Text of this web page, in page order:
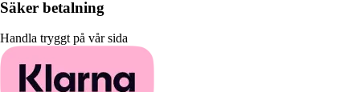
Säker betalning
Handla tryggt på vår sida